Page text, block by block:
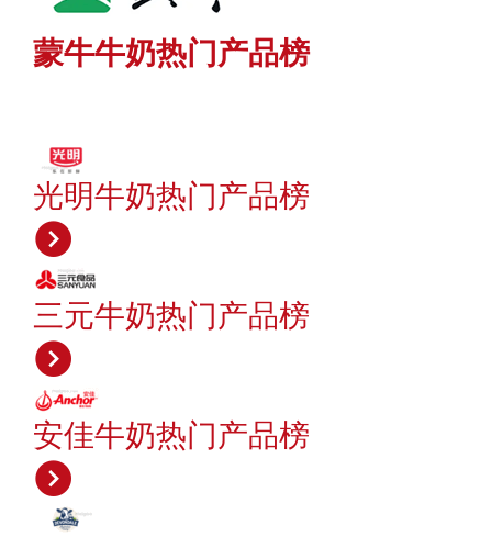
蒙牛牛奶热门产品榜
光明牛奶热门产品榜
三元牛奶热门产品榜
安佳牛奶热门产品榜